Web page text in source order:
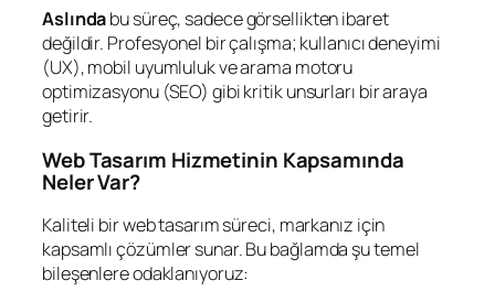
Aslındabu süreç, sadece görsellikten ibaret
değildir. Profesyonel bir çalışma; kullanıcı deneyimi
(UX), mobil uyumluluk ve arama motoru
optimizasyonu (SEO) gibi kritik unsurları bir araya
getirir.
Web Tasarım Hizmetinin Kapsamında
Neler Var?
Kaliteli bir web tasarım süreci, markanız için
kapsamlı çözümler sunar. Bu bağlamda şu temel
bileşenlere odaklanıyoruz: